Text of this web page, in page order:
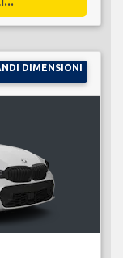
DIMENSIONI